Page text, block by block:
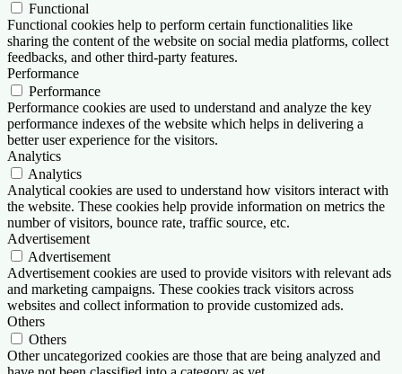
Functional
Functional cookies help to perform certain functionalities like
sharing the content of the website on social media platforms, collect
feedbacks, and other third-party features.
Performance
Performance
Performance cookies are used to understand and analyze the key
performance indexes of the website which helps in delivering a
better user experience for the visitors.
Analytics
Analytics
Analytical cookies are used to understand how visitors interact with
the website. These cookies help provide information on metrics the
number of visitors, bounce rate, traffic source, etc.
Advertisement
Advertisement
Advertisement cookies are used to provide visitors with relevant ads
and marketing campaigns. These cookies track visitors across
websites and collect information to provide customized ads.
Others
Others
Other uncategorized cookies are those that are being analyzed and